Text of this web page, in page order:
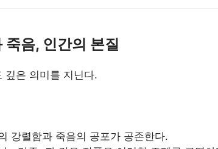
음, 인간의 본질
깊은 의미를 지닌다.
강렬함과 죽음의 공포가 공존한다.